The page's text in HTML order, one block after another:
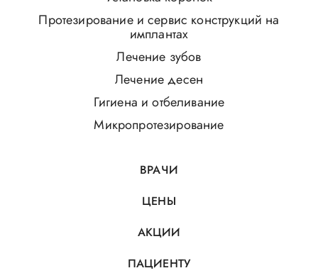
Протезирование и сервис конструкций на
имплантах
Лечение зубов
Лечение десен
Гигиена и отбеливание
Микропротезирование
ВРАЧИ
ЦЕНЫ
АКЦИИ
ПАЦИЕНТУ